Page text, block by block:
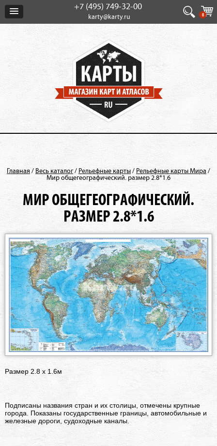
+7 (495) 749-32-00
0
karty@karty.ru
Главная / Весь каталог/ Рельефные карты/ Рельефные карты Мира /
Мир общегеографический. размер 2.8*1.6
МИР ОБЩЕГЕОГРАФИЧЕСКИЙ.
РАЗМЕР 2.8*1.6
Размер 2.8 х 1.6м
Подписаны названия стран и их столицы, отмечены крупные
города. Показаны государственные границы, автомобильные и
железные дороги, судоходные каналы.